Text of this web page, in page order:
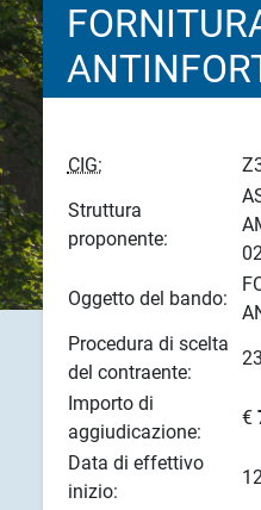
CIG:
Struttura
proponente:
Oggetto del bando:
Procedura di scelta
del contraente:
Importo di
aggiudicazione:
€
Data di effettivo
inizio: